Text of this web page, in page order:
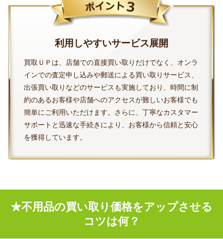
利用しやすいサービス展開
買取ＵＰは、店舗での直接買い取りだけでなく、オンラ
インでの査定申し込みや郵送による買い取りサービス、
出張買い取りなどのサービスも実施しており、時間に制
約のあるお客様や店舗へのアクセスが難しいお客様でも
簡単にご利用いただけます。さらに、丁寧なカスタマー
サポートと迅速な手続きにより、お客様から信頼と安心
を獲得しています。
★不用品の買い取り価格をアップさせる
コツは何？